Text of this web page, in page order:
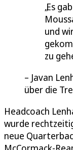
Es
und
zu
Javan
über die
Headcoach
wurde
neue